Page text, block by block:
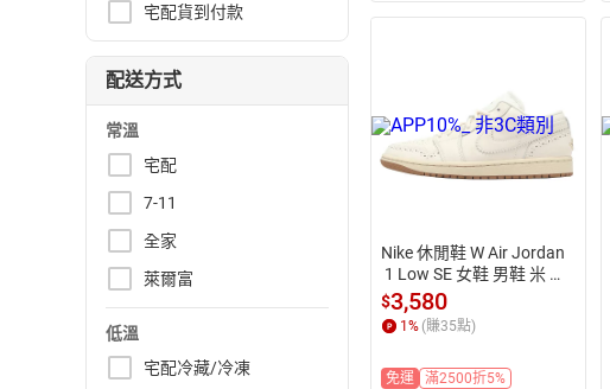
宅配貨到付款
配送方式
常溫
宅配
7-11
全家
萊爾富
低溫
宅配冷藏/冷凍
Nike 休閒鞋 W Air Jordan
1 Low SE 女鞋 男鞋 米 布
洛克 IO0759-100
$3,580
1 % (賺35點)
免運
滿2500折5%